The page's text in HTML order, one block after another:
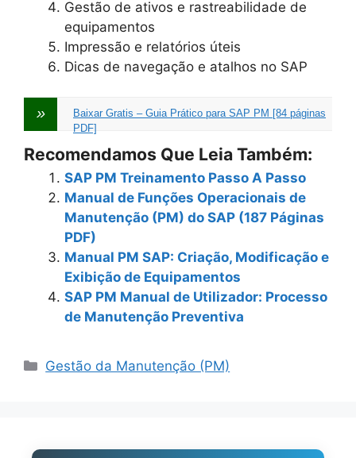
Gestão de ativos e rastreabilidade de
equipamentos
Impressão e relatórios úteis
Dicas de navegação e atalhos no SAP
Baixar Gratis – Guia Prático para SAP PM [84 páginas
PDF]
Recomendamos Que Leia Também:
SAP PM Treinamento Passo A Passo
Manual de Funções Operacionais de
Manutenção (PM) do SAP (187 Páginas
PDF)
Manual PM SAP: Criação, Modificação e
Exibição de Equipamentos
SAP PM Manual de Utilizador: Processo
de Manutenção Preventiva
Categories
Gestão da Manutenção (PM)